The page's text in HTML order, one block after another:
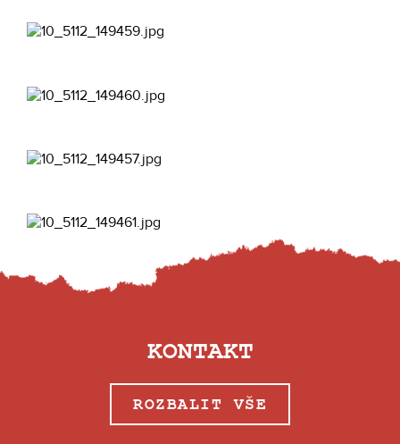
KONTAKT
ROZBALIT VŠE